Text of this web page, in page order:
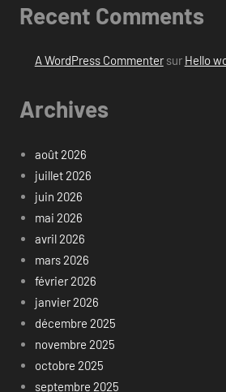
Recent Comments
A WordPress Commentersur Hello
Archives
août 2026
juillet 2026
juin 2026
mai 2026
avril 2026
mars 2026
février 2026
janvier 2026
décembre 2025
novembre 2025
octobre 2025
septembre 2025